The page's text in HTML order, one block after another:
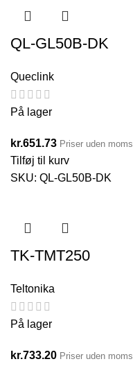
QL-GL50B-DK
Queclink
På lager
kr.651.73 Priser uden moms
Tilføj til kurv
SKU: QL-GL50B-DK
TK-TMT250
Teltonika
På lager
kr.733.20 Priser uden moms